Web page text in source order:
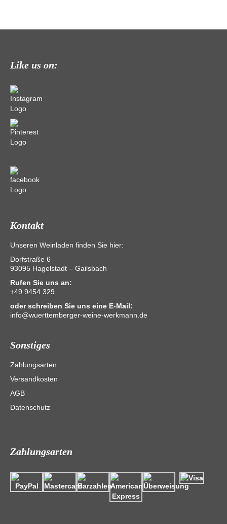
Like us on:
Kontakt
Unseren Weinladen finden Sie hier:
Dorfstraße 6
93095 Hagelstadt – Gailsbach
Rufen Sie uns an:
+49 9454 329
oder schreiben Sie uns eine E-Mail:
info@wuerttemberger-weine-werkmann.de
Sonstiges
Zahlungsarten
Versandkosten
AGB
Datenschutz
Zahlungsarten